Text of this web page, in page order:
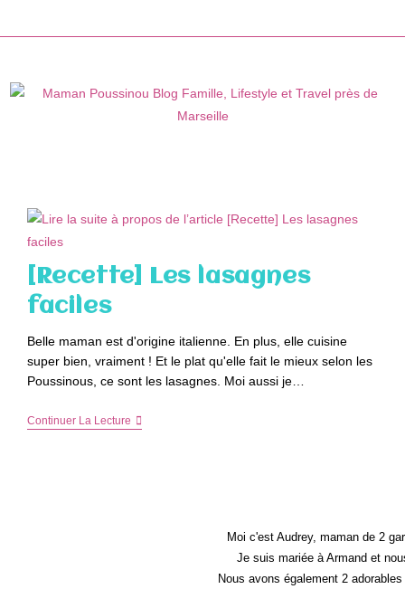
[Recette] Les lasagnes
faciles
Belle maman est d'origine italienne. En plus, elle cuisine
super bien, vraiment ! Et le plat qu'elle fait le mieux selon les
Poussinous, ce sont les lasagnes. Moi aussi je…
Continuer La Lecture[Recette]
Moi c'est Audrey, maman de 2
Je suis mariée à Armand et
Nous avons également 2